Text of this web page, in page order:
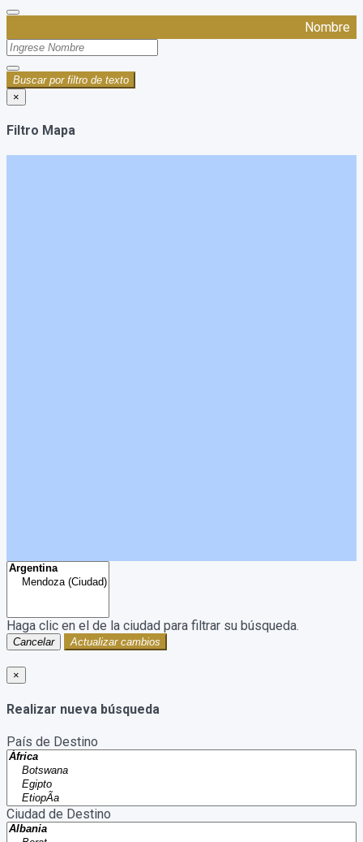
Nombre
Buscar por filtro de texto
×
Filtro Mapa
Haga clic en el de la ciudad para filtrar su búsqueda.
Cancelar Actualizar cambios
×
Realizar nueva búsqueda
País de Destino
Ciudad de Destino